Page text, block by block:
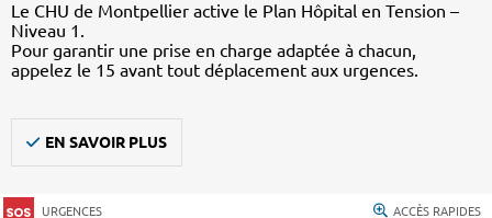
Le CHU de Montpellier active le Plan Hôpital en Tension –
Niveau 1.
Pour garantir une prise en charge adaptée à chacun,
appelez le 15 avant tout déplacement aux urgences.
EN SAVOIR PLUS
URGENCES ACCÈS RAPIDES